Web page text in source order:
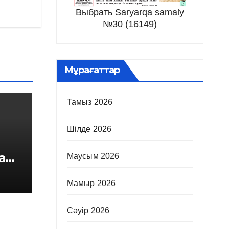
Выбрать Saryarqa samaly
№30 (16149)
Мұрағаттар
Тамыз 2026
Шілде 2026
Маусым 2026
Мамыр 2026
Сәуір 2026